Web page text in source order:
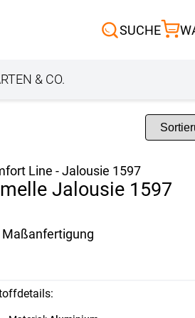
SUCHE
& CO.
Line - Jalousie 1597
Jalousie 1597
Maßanfertigung